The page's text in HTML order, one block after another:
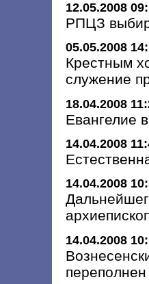
12.05.2008
РПЦЗ
05.05.2008
Крестным
служение
18.04.2008
Евангелие
14.04.2008
14.04.2008
14.04.2008